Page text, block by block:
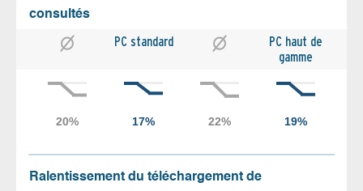
consultés
PC standard
PC haut de
gamme
Ralentissement du téléchargement de